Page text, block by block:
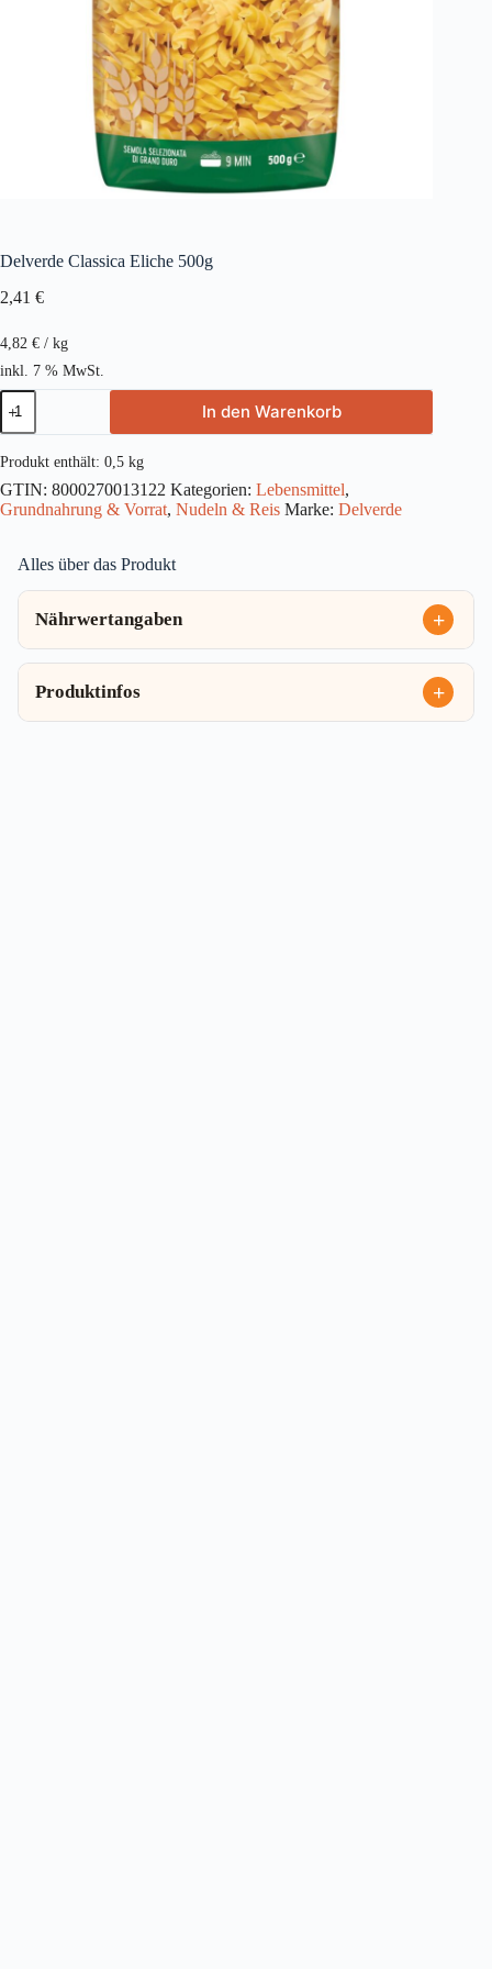
Delverde Classica Eliche 500g
2,41 €
4,82 € / kg
inkl. 7 % MwSt.
Delverde
Classica
Eliche
500g
Menge
In den Warenkorb
Produkt enthält: 0,5 kg
GTIN: 8000270013122 Kategorien: Lebensmittel,
Grundnahrung & Vorrat, Nudeln & Reis Marke: Delverde
Alles über das Produkt
Nährwertangaben
Produktinfos